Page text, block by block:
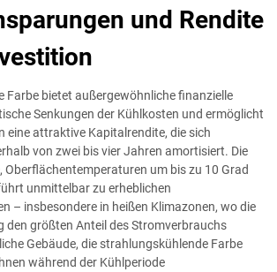
und Rendite
Farbe bietet außergewöhnliche finanzielle
Senkungen der Kühlkosten und ermöglicht
eine attraktive Kapitalrendite, die sich
von zwei bis vier Jahren amortisiert. Die
Oberflächentemperaturen um bis zu 10 Grad
unmittelbar zu erheblichen
– insbesondere in heißen Klimazonen, wo die
den größten Anteil des Stromverbrauchs
Gebäude, die strahlungskühlende Farbe
während der Kühlperiode